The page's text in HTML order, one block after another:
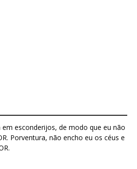
em esconderijos, de modo que eu não
Porventura, não encho eu os céus e